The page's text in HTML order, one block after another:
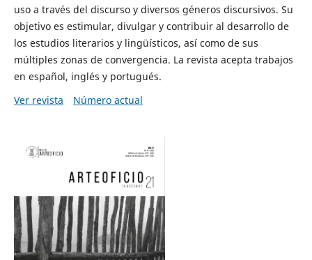
uso a través del discurso y diversos géneros discursivos. Su
objetivo es estimular, divulgar y contribuir al desarrollo de
los estudios literarios y lingüísticos, así como de sus
múltiples zonas de convergencia. La revista acepta trabajos
en español, inglés y portugués.
Ver revista
Número actual